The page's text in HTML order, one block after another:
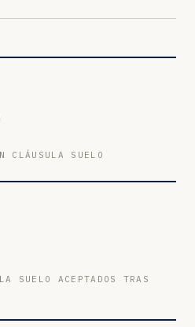
CLÁUSULA SUELO
SUELO ACEPTADOS TRAS